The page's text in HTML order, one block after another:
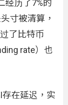
经历了7%的
寸被清算，
了比特币
rate）也
在延迟，实